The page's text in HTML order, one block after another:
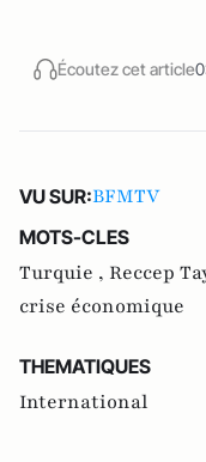
Écoutez cet article
VU SUR:BFMTV
MOTS-CLES
Turquie , Reccep
crise économique
THEMATIQUES
International